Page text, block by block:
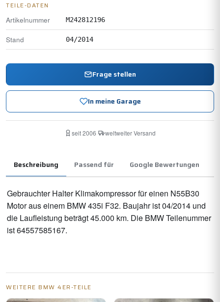
TEILE-DATEN
Artikelnummer
M242812196
Stand 04/2014
Frage stellen
In meine Garage
seit 2006· weltweiter Versand
Beschreibung Passend für Google Bewertungen
Gebrauchter Halter Klimakompressor für einen N55B30
Motor aus einem BMW 435i F32. Baujahr ist 04/2014 und
die Laufleistung beträgt 45.000 km. Die BMW Teilenummer
ist 64557585167.
WEITERE BMW 4ER-TEILE